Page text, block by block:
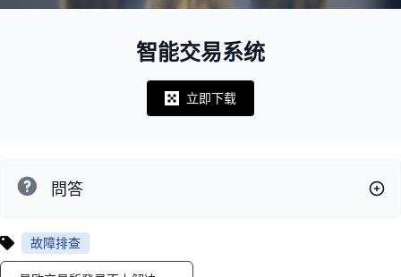
智能交易系统
Notifications
立即下载
問答
故障排查